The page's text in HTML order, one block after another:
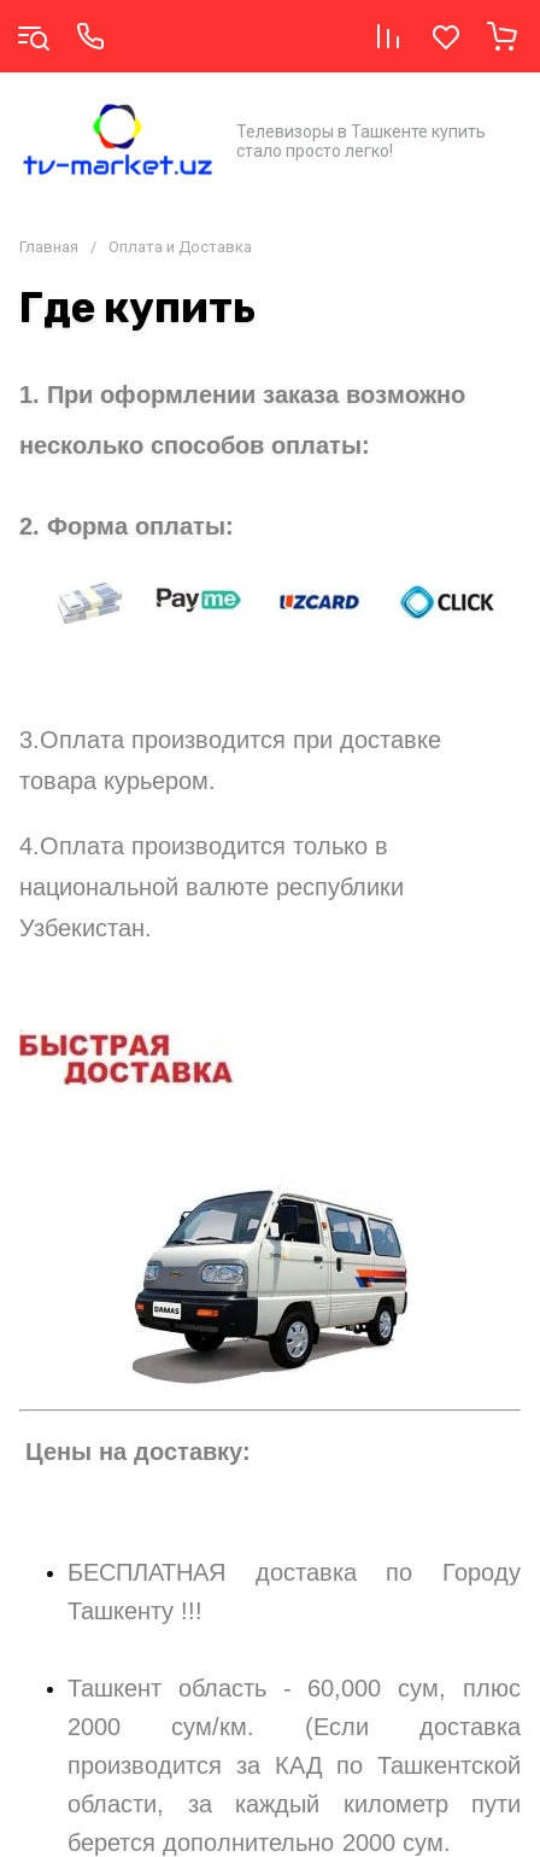
Телевизоры в Ташкенте купить
стало просто легко!
Главная / Оплата и Доставка
Где купить
1. При оформлении заказа возможно
несколько способов оплаты:
2. Форма оплаты:
3.Оплата производится при доставке
товара курьером.
4.Оплата производится только в
национальной валюте республики
Узбекистан.
Цены на доставку:
БЕСПЛАТНАЯ доставка по Городу
Ташкенту !!!
Ташкент область - 60,000 сум, плюс
2000 сум/км. (Если доставка
производится за КАД по Ташкентской
области, за каждый километр пути
берется дополнительно 2000 сум.